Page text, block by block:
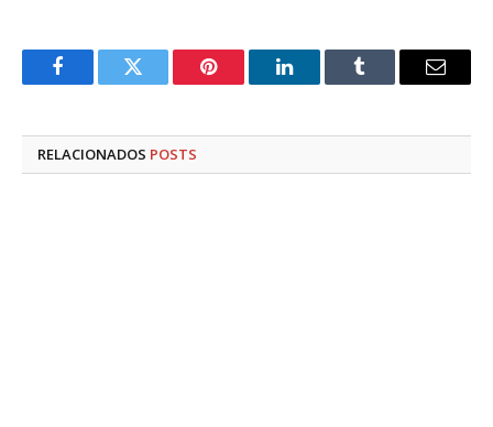
FacebookTwitter Pinterest LinkedInTumblr
E-
RELACIONADOS POSTS